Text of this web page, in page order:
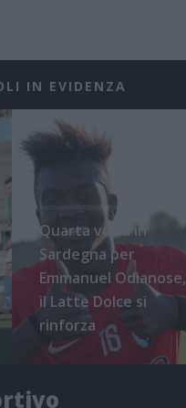
IN EVIDENZA
Quarta volta in
Sardegna per
Emmanuel Odianose,
il Latte Dolce si
rinforza